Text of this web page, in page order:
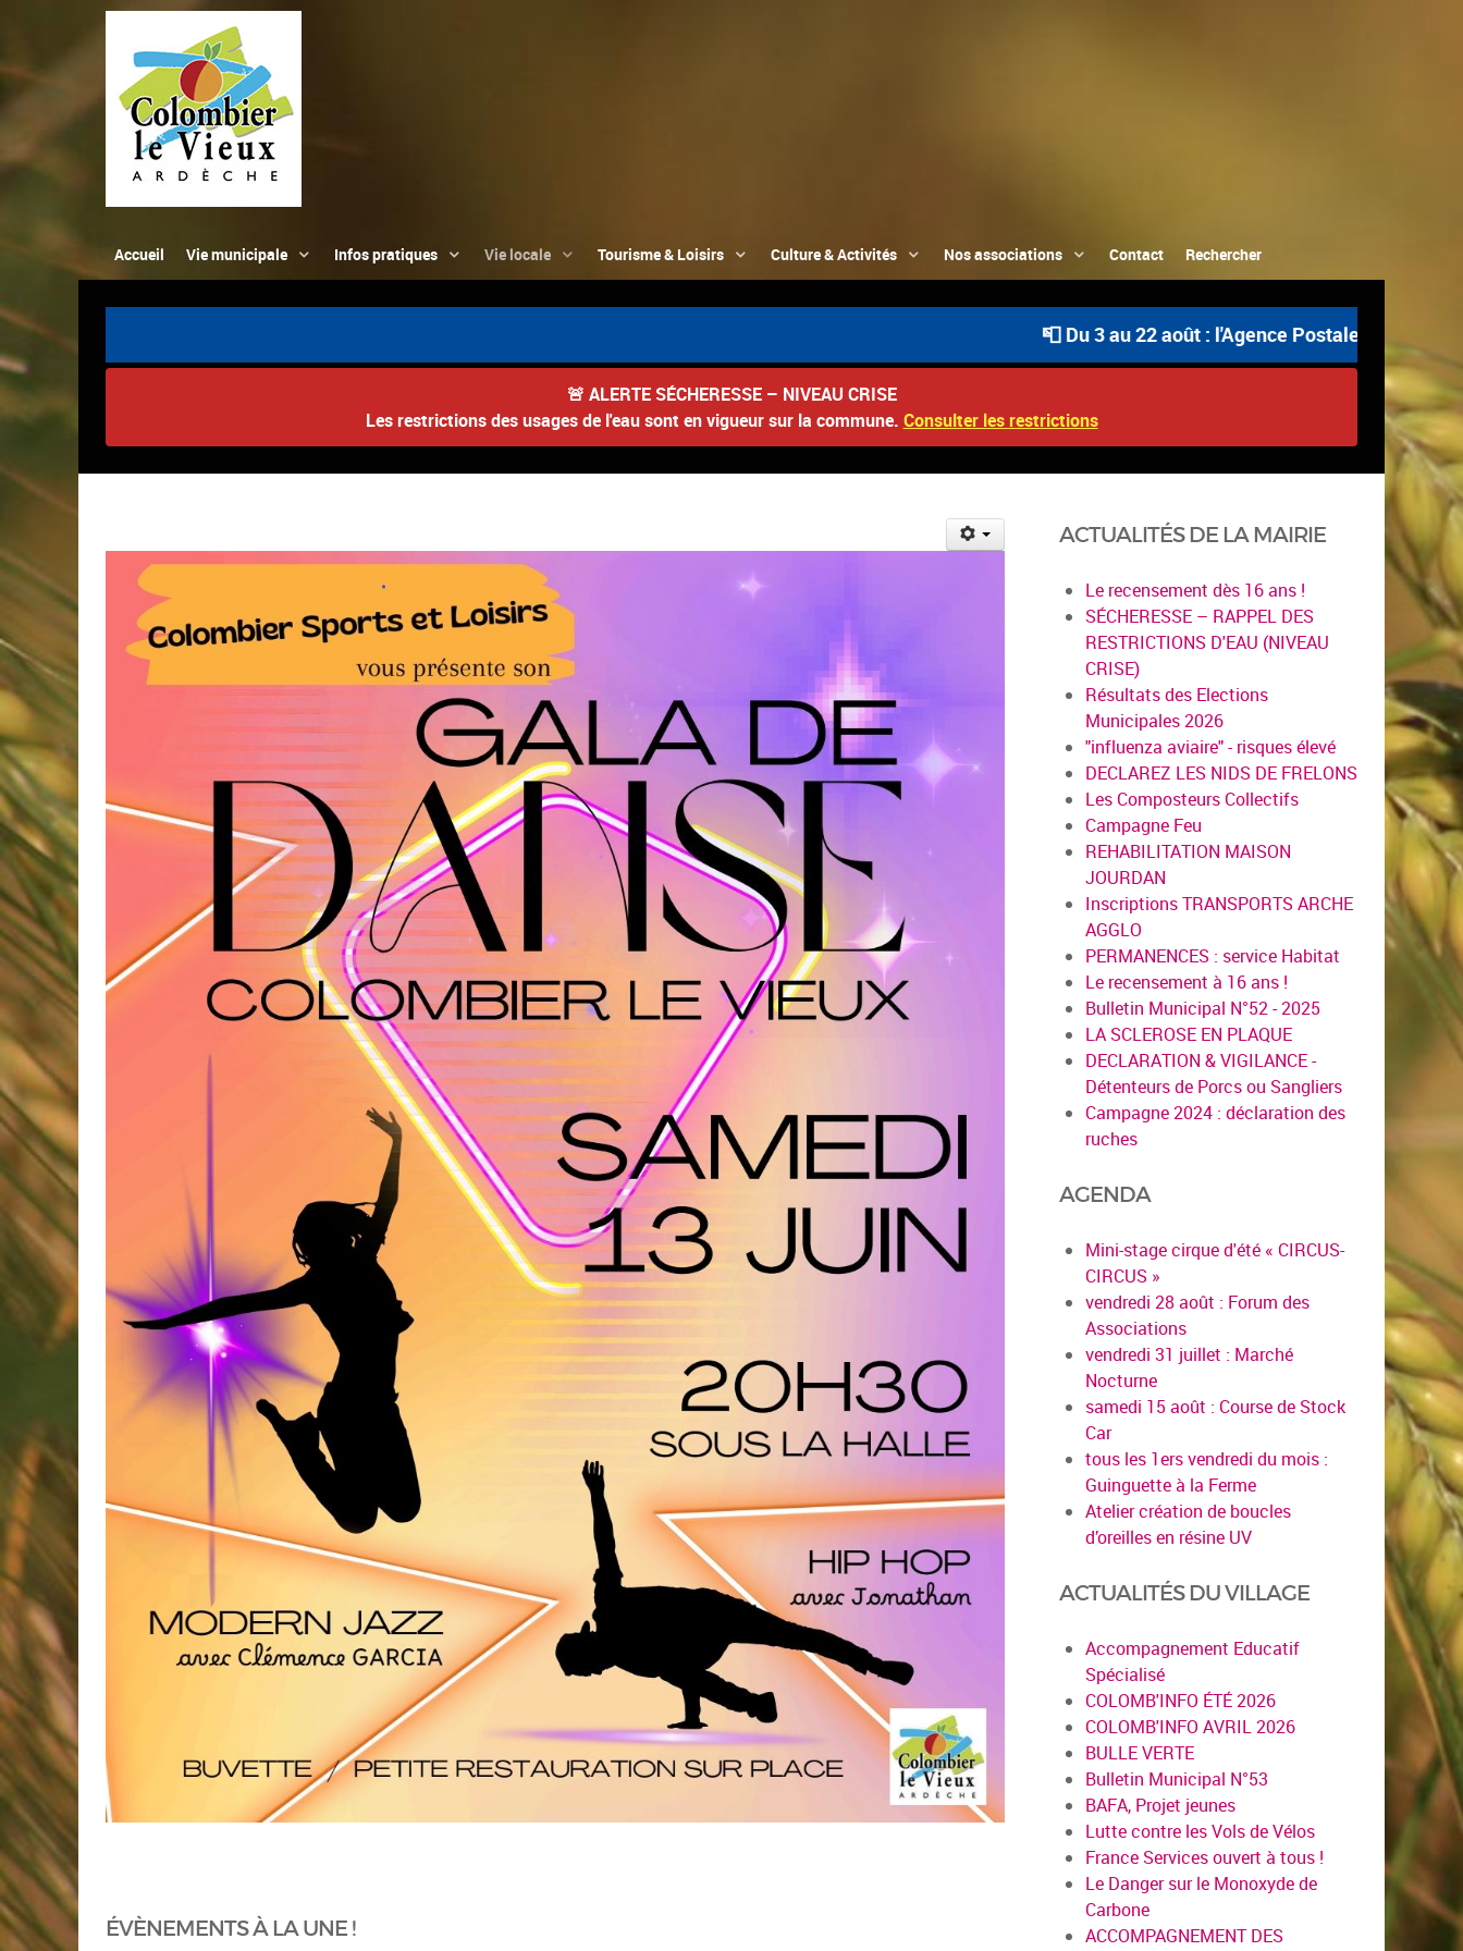
Accueil Vie municipale Infos pratiques Vie locale Tourisme & Loisirs Culture & Activités Nos associations Contact Rechercher
📮 Du 3 au 22 août : l'Agence Postale Communale
🚨 ALERTE SÉCHERESSE – NIVEAU CRISE
Les restrictions des usages de l'eau sont en vigueur sur la commune. Consulter les restrictions
ÉVÈNEMENTS À LA UNE !
ACTUALITÉS DE LA MAIRIE
Le recensement dès 16 ans !
SÉCHERESSE – RAPPEL DES
RESTRICTIONS D'EAU (NIVEAU
CRISE)
Résultats des Elections
Municipales 2026
"influenza aviaire" - risques élevé
DECLAREZ LES NIDS DE FRELONS
Les Composteurs Collectifs
Campagne Feu
REHABILITATION MAISON
JOURDAN
Inscriptions TRANSPORTS ARCHE
AGGLO
PERMANENCES : service Habitat
Le recensement à 16 ans !
Bulletin Municipal N°52 - 2025
LA SCLEROSE EN PLAQUE
DECLARATION & VIGILANCE -
Détenteurs de Porcs ou Sangliers
Campagne 2024 : déclaration des
ruches
AGENDA
Mini-stage cirque d'été « CIRCUS-
CIRCUS »
vendredi 28 août : Forum des
Associations
vendredi 31 juillet : Marché
Nocturne
samedi 15 août : Course de Stock
Car
tous les 1ers vendredi du mois :
Guinguette à la Ferme
Atelier création de boucles
d’oreilles en résine UV
ACTUALITÉS DU VILLAGE
Accompagnement Educatif
Spécialisé
COLOMB'INFO ÉTÉ 2026
COLOMB'INFO AVRIL 2026
BULLE VERTE
Bulletin Municipal N°53
BAFA, Projet jeunes
Lutte contre les Vols de Vélos
France Services ouvert à tous !
Le Danger sur le Monoxyde de
Carbone
ACCOMPAGNEMENT DES